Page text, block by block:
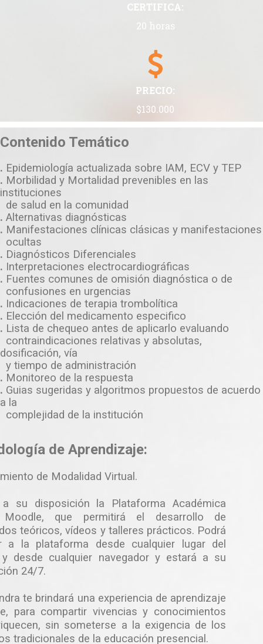
CERTIFICA:
20 horas
PRECIO:
$130.000
Contenido Temático
. Epidemiología actualizada sobre IAM, ECV y TEP
. Morbilidad y Mortalidad prevenibles en las
instituciones
de salud en la comunidad
. Alternativas diagnósticas
. Manifestaciones clínicas clásicas y manifestaciones
ocultas
. Diagnósticos Diferenciales
. Interpretaciones electrocardiográficas
. Fuentes comunes de omisión diagnóstica o de
confusiones en urgencias
. Indicaciones de terapia trombolítica
. Elección del medicamento especifico
. Lista de chequeo antes de aplicarlo evaluando
contraindicaciones relativas y absolutas,
dosificación, vía
y tiempo de administración
. Monitoreo de la respuesta
. Guias sugeridas y algoritmos propuestos de acuerdo
a la
complejidad de la institución
de Aprendizaje:
de Modalidad Virtual.
a su disposición la Plataforma Académica
Moodle, que permitirá el desarrollo de
teóricos, vídeos y talleres prácticos. Podrá
a la plataforma desde cualquier lugar del
desde cualquier navegador y estará a su
24/7.
te brindará una experiencia de aprendizaje
para compartir vivencias y conocimientos
sin someterse a la exigencia de los
tradicionales de la educación presencial.